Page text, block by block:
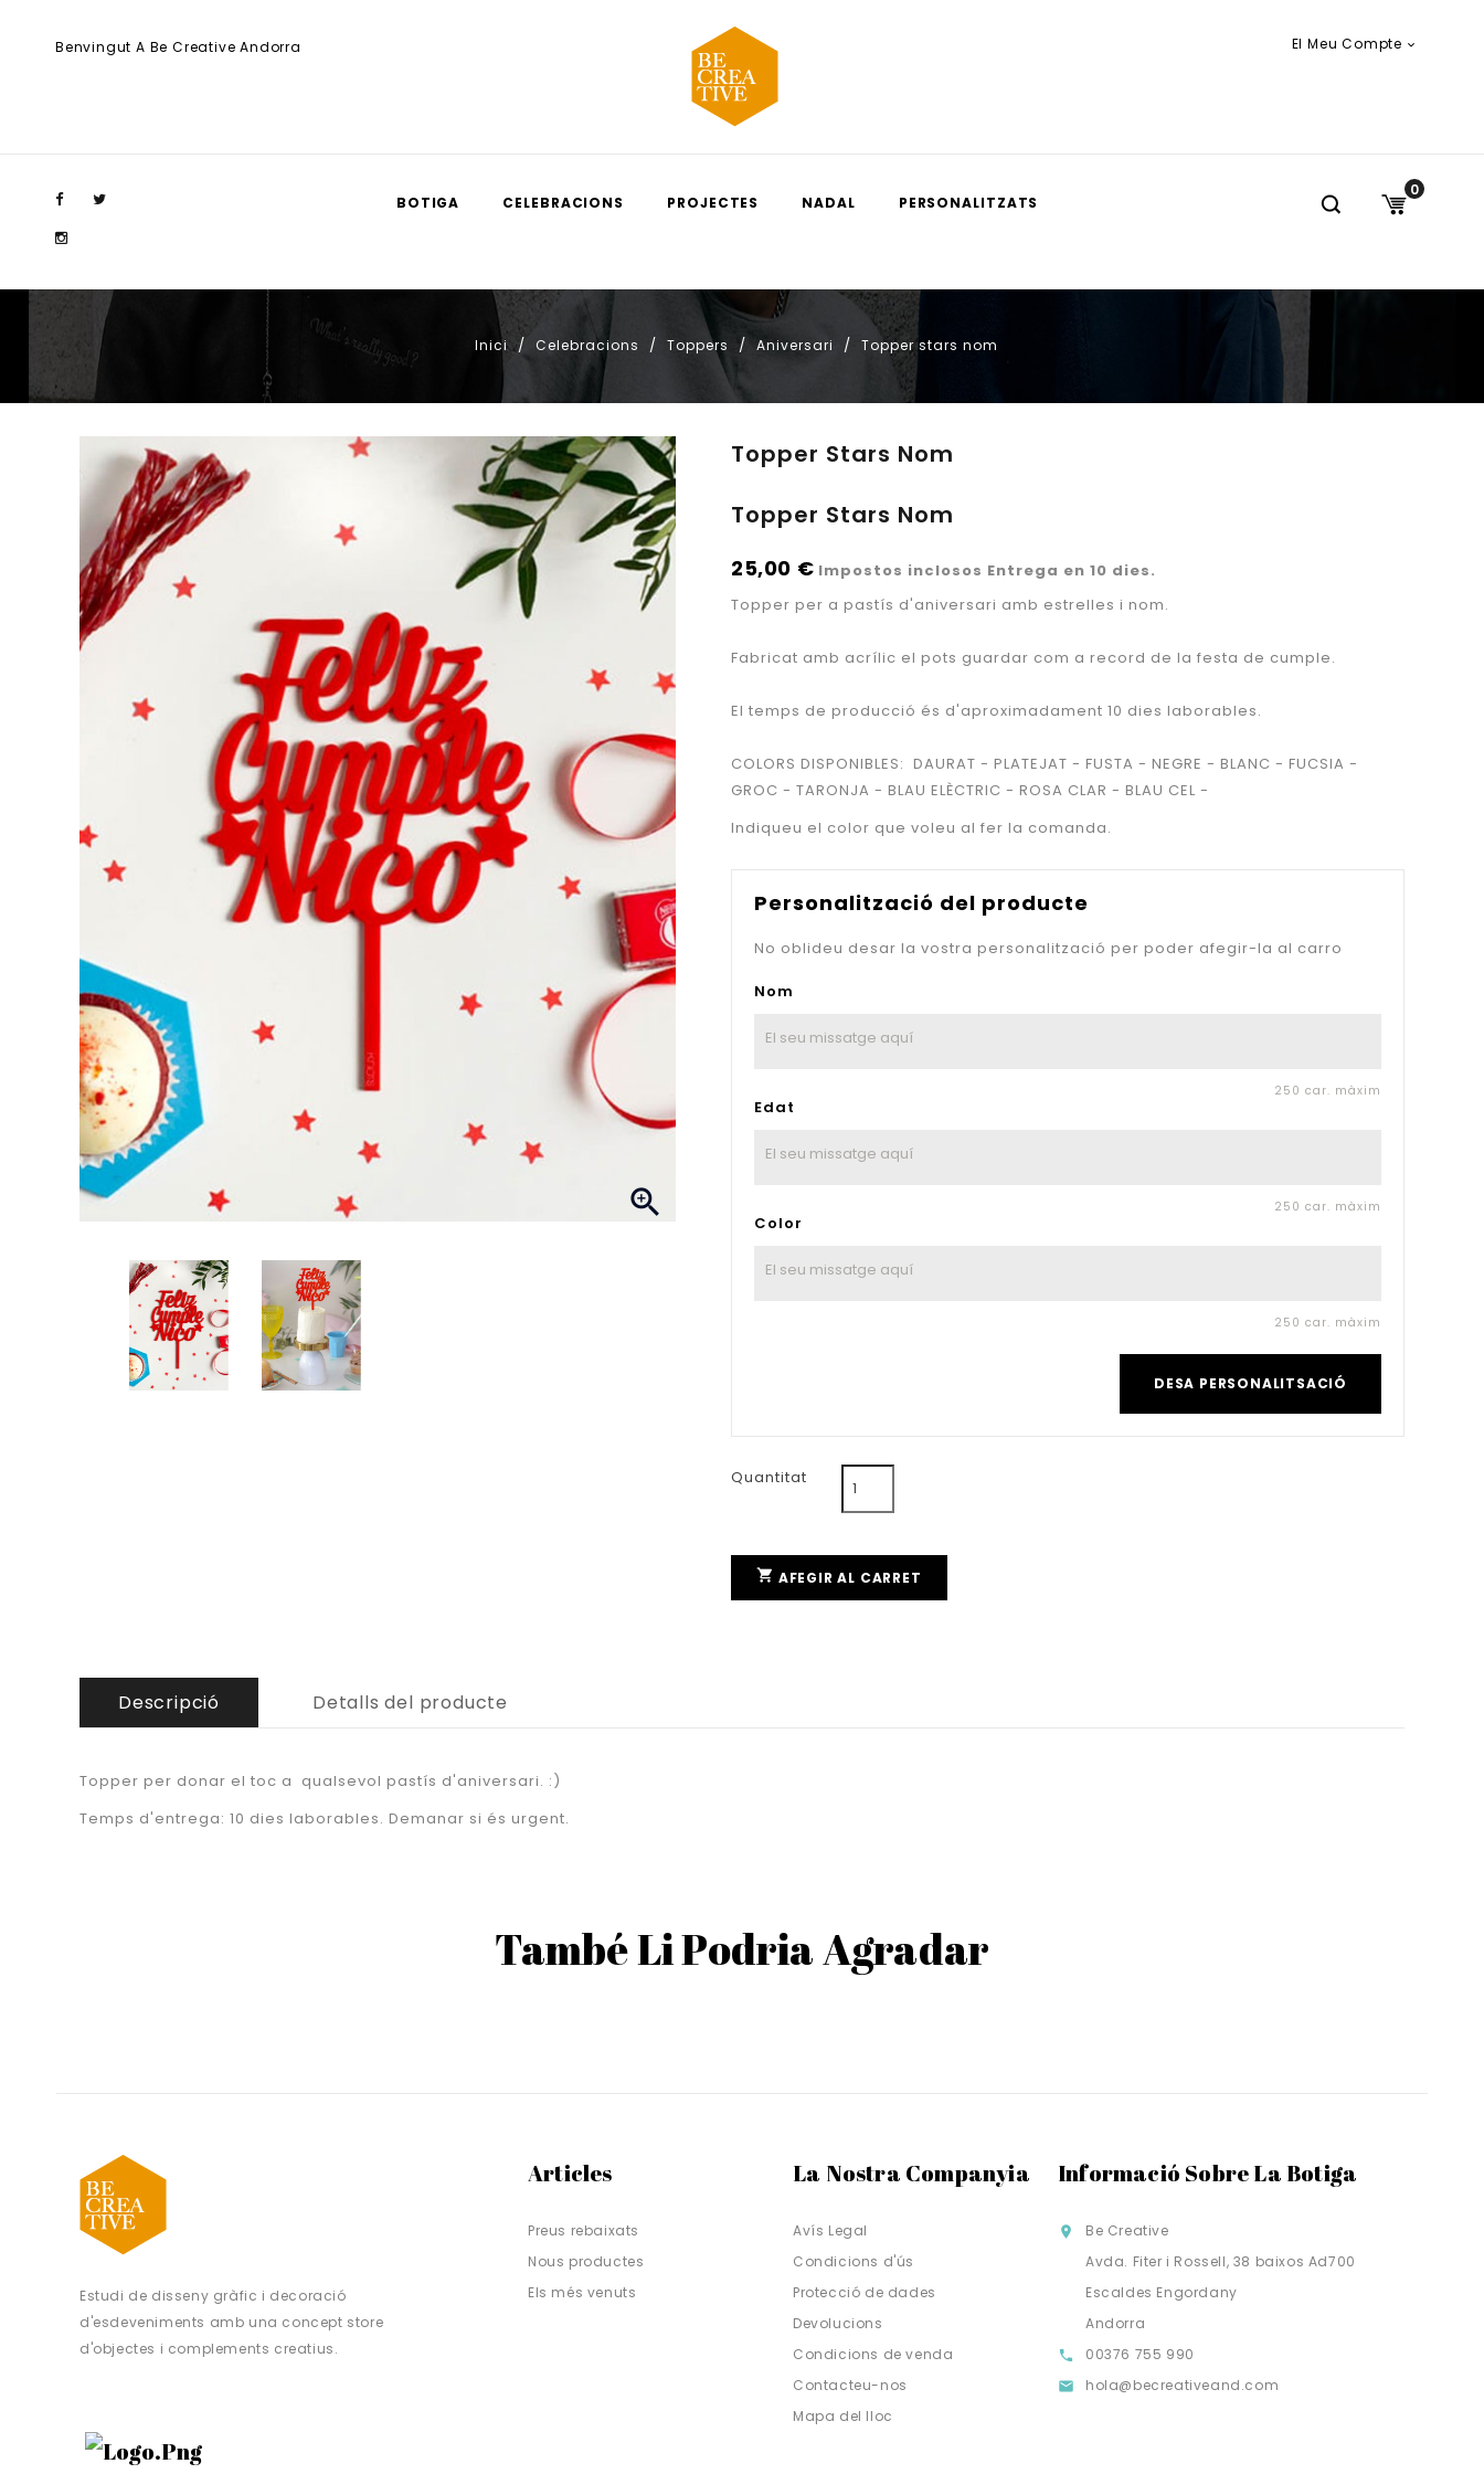
Benvingut A Be Creative Andorra El Meu Compte 
BOTIGA CELEBRACIONS PROJECTES NADAL PERSONALITZATS
0
Inici Celebracions Toppers Aniversari Topper stars nom

Topper Stars Nom
Topper Stars Nom
25,00 € Impostos inclosos Entrega en 10 dies.
Topper per a pastís d'aniversari amb estrelles i nom.
Fabricat amb acrílic el pots guardar com a record de la festa de cumple.
El temps de producció és d'aproximadament 10 dies laborables.
COLORS DISPONIBLES: DAURAT - PLATEJAT - FUSTA - NEGRE - BLANC - FUCSIA -
GROC - TARONJA - BLAU ELÈCTRIC - ROSA CLAR - BLAU CEL -
Indiqueu el color que voleu al fer la comanda.
Personalització del producte
No oblideu desar la vostra personalització per poder afegir-la al carro
Nom
250 car. màxim
Edat
250 car. màxim
Color
250 car. màxim
DESA PERSONALITSACIÓ
Quantitat
 AFEGIR AL CARRET
Descripció Detalls del producte
Topper per donar el toc a qualsevol pastís d'aniversari. :)
Temps d'entrega: 10 dies laborables. Demanar si és urgent.
També Li Podria Agradar
Estudi de disseny gràfic i decoració
d'esdeveniments amb una concept store
d'objectes i complements creatius.
Articles
Preus rebaixats
Nous productes
Els més venuts
La Nostra Companyia
Avís Legal
Condicions d'ús
Protecció de dades
Devolucions
Condicions de venda
Contacteu-nos
Mapa del lloc
Informació Sobre La Botiga

Be Creative
Avda. Fiter i Rossell, 38 baixos Ad700
Escaldes Engordany
Andorra
 00376 755 990
 hola@becreativeand.com